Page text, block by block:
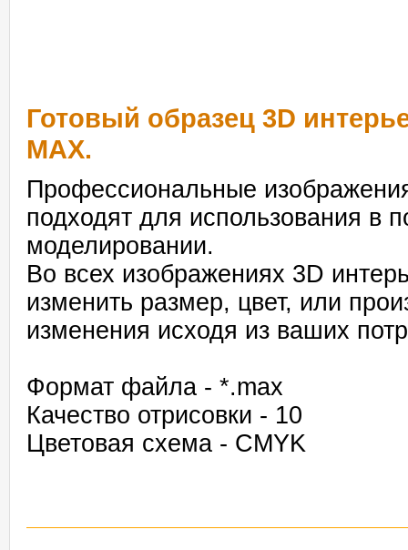
Готовый образец 3D
MAX.
Профессиональные
подходят для использования в
моделировании.
Во всех изображениях 3D
изменить размер, цвет, или
изменения исходя из ваших
Формат файла - *.max
Качество отрисовки - 10
Цветовая схема - CMYK